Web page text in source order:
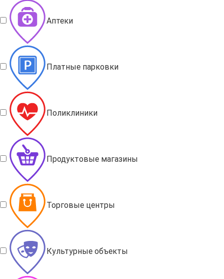
Аптеки
Платные парковки
Поликлиники
Продуктовые магазины
Торговые центры
Культурные объекты